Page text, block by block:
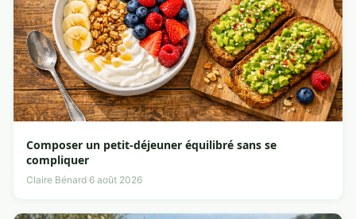
Composer un petit-déjeuner équilibré sans se
compliquer
Claire Bénard·6 août 2026